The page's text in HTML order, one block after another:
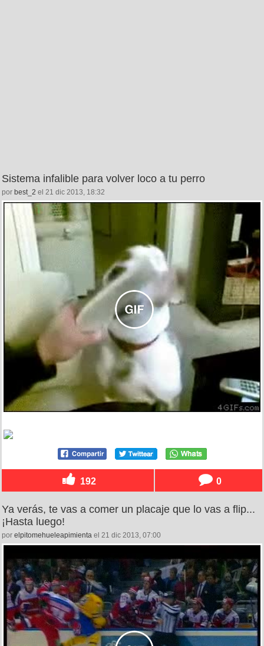
Sistema infalible para volver loco a tu perro
por best_2 el 21 dic 2013, 18:32
192 0
Ya verás, te vas a comer un placaje que lo vas a flip...
¡Hasta luego!
por elpitomehueleapimienta el 21 dic 2013, 07:00